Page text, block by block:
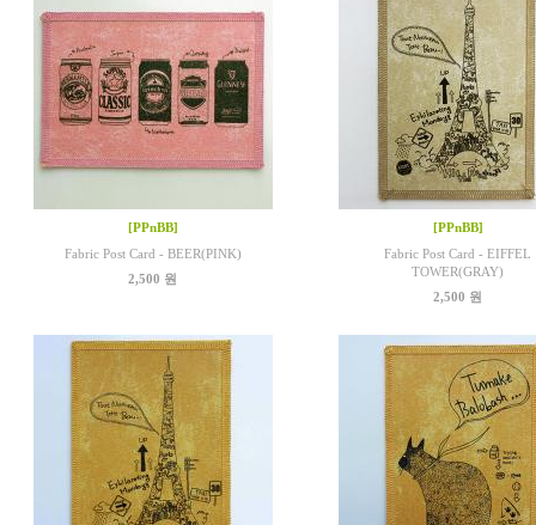
[PPnBB]
Fabric Post Card - BEER(PINK)
2,500 원
[PPnBB]
Fabric Post Card - EIFFEL
TOWER(GRAY)
2,500 원